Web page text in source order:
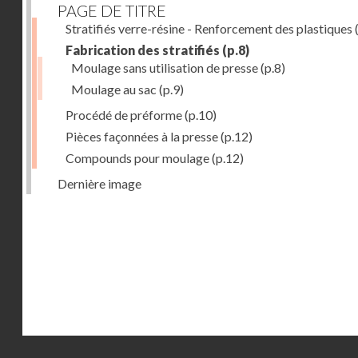
PAGE DE TITRE
Stratifiés verre-résine - Renforcement des plastiques
Fabrication des stratifiés (p.8)
Moulage sans utilisation de presse(p.8)
Moulage au sac (p.9)
Procédé de préforme(p.10)
Pièces façonnées à la presse(p.12)
Compounds pour moulage(p.12)
Dernière image